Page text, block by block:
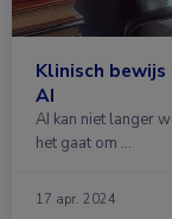
Klinisch
AI
AI kan niet langer
het gaat om …
17 apr. 2024